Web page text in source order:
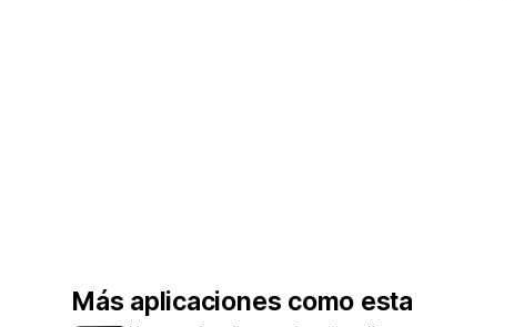
Más aplicaciones como esta